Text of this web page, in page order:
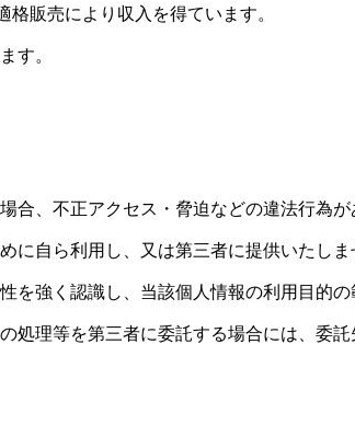
販売により収入を得ています。
す。
合、不正アクセス・脅迫などの違法行為
に自ら利用し、又は第三者に提供いたしま
を強く認識し、当該個人情報の利用目的の
処理等を第三者に委託する場合には、委